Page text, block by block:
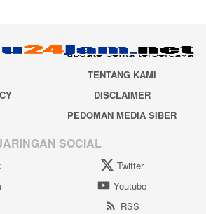
TENTANG KAMI
DISCLAIMER
PEDOMAN MEDIA SIBER
SOCIAL
Twitter
Youtube
RSS